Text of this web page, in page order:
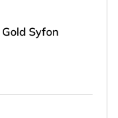
Syfon